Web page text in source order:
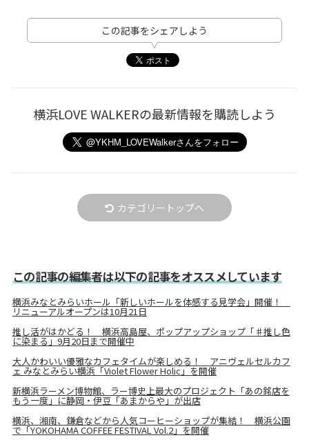
この記事をシェアしよう
横浜LOVE WALKERの最新情報を購読しよう
カテゴリートップへ
この記事の編集者は以下の記事をオススメしています
横浜みなとみらいホール「新しいホールを体感する見学会」開催！
リニューアルオープンは10月21日
推し活がはかどる！ 横浜高島屋、ポップアップショップ「♯推し色
に染まる」9月20日まで開催中
大人かわいい優雅なカフェタイムが楽しめる！ アニヴェルセルカフ
ェ みなとみらい横浜「Violet Flower Holic」を開催
新横浜ラーメン博物館、ラー博史上最大のプロジェクト「あの銘店を
もう一度」に静岡・伊豆「あまからや」が出店
横浜、湘南、鎌倉などから人気コーヒーショップが集結！ 横浜公園
で「YOKOHAMA COFFEE FESTIVAL Vol.2」を開催